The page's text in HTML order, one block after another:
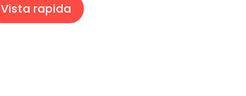
Vista rapida